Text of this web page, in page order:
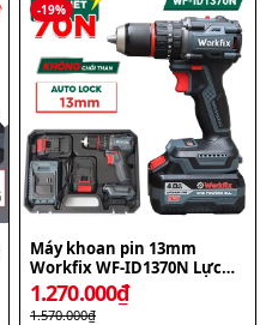
-19%
Máy khoan pin 13mm
Workfix WF-ID1370N Lực
siết 70N.m Autolock, bộ 2
Pin 10Cell
1.270.000₫
1.570.000₫